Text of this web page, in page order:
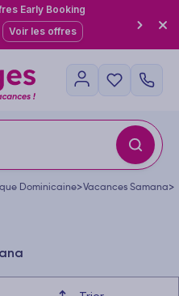
Early Booking
Voir les offres
Dominicaine>Vacances Samana>